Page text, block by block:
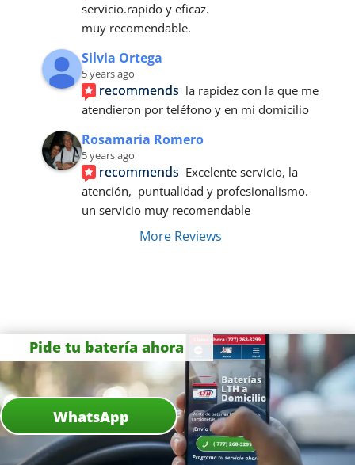
servicio.rapido y eficaz.
muy recomendable.
Silvia Ortega
5 years ago
recommends la rapidez con la que me
atendieron por teléfono y en mi domicilio
Rosamaria Romero
5 years ago
recommends Excelente servicio, la
atención,  puntualidad y profesionalismo.
un servicio muy recomendable
More Reviews
Pide tu batería ahora
WhatsApp